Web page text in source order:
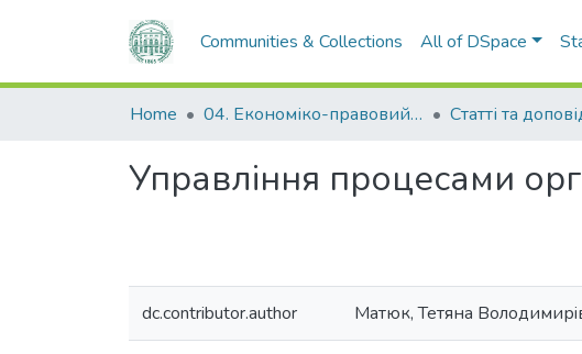
Communities & Collections All of DSpace
Home 04. Економіко-правовий факультет Статті та
Управління процесами
dc.contributor.author Матюк, Тетяна